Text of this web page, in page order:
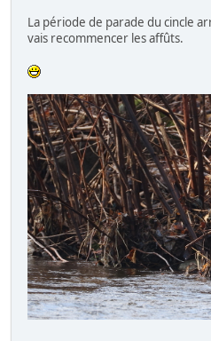
La période de parade du cincle
vais recommencer les affûts.